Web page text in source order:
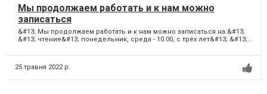
Мы продолжаем работать и к нам можно
записаться
&#13; Мы продолжаем работать и к нам можно записаться на:&#13;
&#13; чтение&#13; понедельник, среда - 10.00, с трёх лет&#13; &#13;...
25 травня 2022 р.